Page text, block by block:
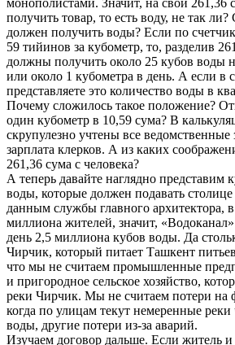
получить товар, то есть воду, не так
должен получить воды? Если по
59 тийинов за кубометр, то, разделив
должны получить около 25 кубов воды
или около 1 кубометра в день. А если в
представляете это количество воды в
Почему сложилось такое положение?
один кубометр в 10,59 сума? В
скрупулезно учтены все ведомственные
зарплата клерков. А из каких
261,36 сума с человека?
А теперь давайте наглядно представим
воды, которые должен подавать
данным службы главного архитектора,
миллиона жителей, значит,
день 2,5 миллиона кубов воды. Да
Чирчик, который питает Ташкент
что мы не считаем промышленные
и пригородное сельское хозяйство,
реки Чирчик. Мы не считаем потери на
когда по улицам текут немеренные реки
воды, другие потери из-за аварий.
Изучаем договор дальше. Если житель